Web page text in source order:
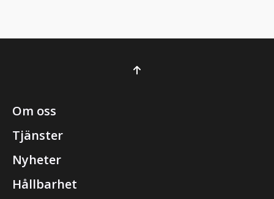
Om oss
Tjänster
Nyheter
Hållbarhet